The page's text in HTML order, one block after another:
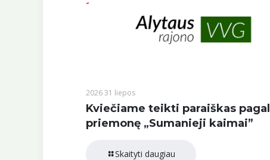
2026 31 liepos
Kviečiame teikti paraiškas pagal
priemonę „Sumanieji kaimai”
Skaityti daugiau